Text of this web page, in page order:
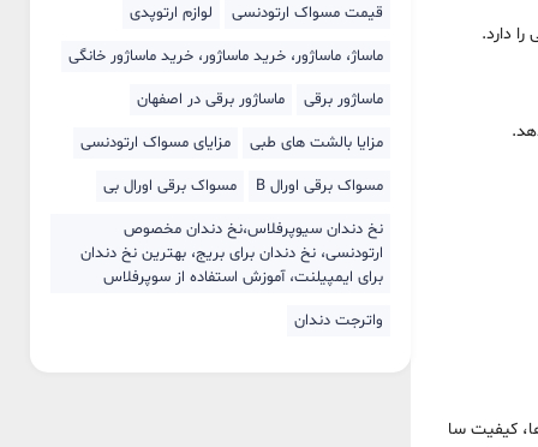
دارد.
کیفیت سا
قیمت مسواک ارتودنسی
لوازم ارتوپدی
ماساژ، ماساژور، خرید ماساژور، خرید ماساژور خانگی
ماساژور برقی
ماساژور برقی در اصفهان
مزایا بالشت های طبی
مزایای مسواک ارتودنسی
مسواک برقی اورال B
مسواک برقی اورال بی
نخ دندان سیوپرفلاس،نخ دندان مخصوص
ارتودنسی، نخ دندان برای بریج، بهترین نخ دندان
برای ایمپیلنت، آموزش استفاده از سوپرفلاس
واترجت دندان